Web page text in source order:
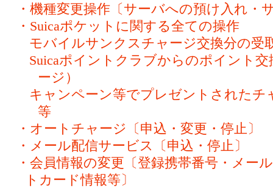
・機種変更操作〔サーバへの預け入れ・
・Suicaポケットに関する全ての操作
モバイルサンクスチャージ交換分の受
Suicaポイントクラブからのポイント
ージ）
キャンペーン等でプレゼントされた
等
・オートチャージ〔申込・変更・停止〕
・メール配信サービス〔申込・停止〕
・会員情報の変更〔登録携帯番号・メー
トカード情報等〕